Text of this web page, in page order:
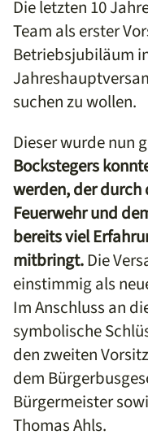
Die letzten 10
Team als erster
Betriebsjubiläum
suchen zu wollen.
Dieser wurde nun
Bockstegers
werden, der
Feuerwehr und
bereits viel
mitbringt.Die
einstimmig als
Im Anschluss an
symbolische
den zweiten
dem
Bürgermeister
Thomas Ahls.